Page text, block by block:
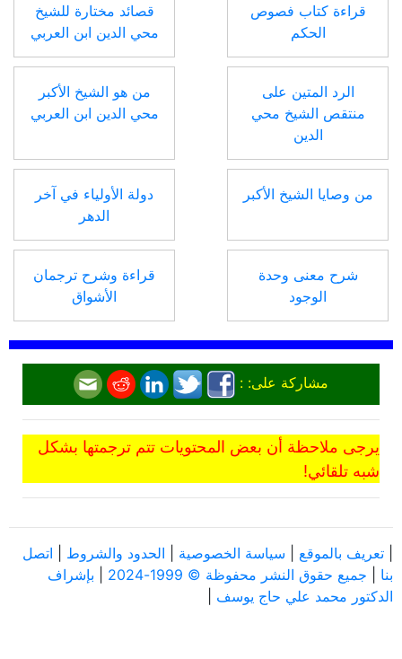
قراءة كتاب فصوص
الحكم
قصائد مختارة للشيخ
محي الدين ابن العربي
الرد المتين على
منتقص الشيخ محي
الدين
من هو الشيخ الأكبر
محي الدين ابن العربي
من وصايا الشيخ الأكبر
دولة الأولياء في آخر
الدهر
شرح معنى وحدة
الوجود
قراءة وشرح ترجمان
الأشواق
مشاركة على: :
يرجى ملاحظة أن بعض المحتويات تتم ترجمتها بشكل
شبه تلقائي!
تعريف بالموقع سياسة الخصوصية الحدود والشروط
اتصل
بنا
جميع حقوق النشر محفوظة © 1999-2024
بإشراف
الدكتور محمد علي حاج يوسف